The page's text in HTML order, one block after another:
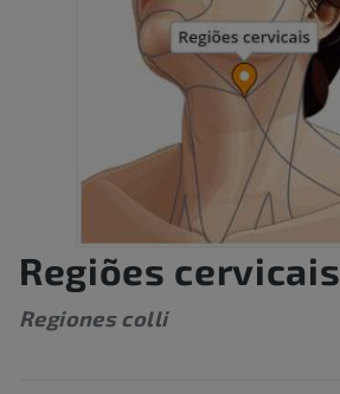
Regiões cervicais
Regiones colli